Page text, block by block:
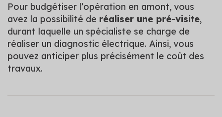
Pour budgétiser l’opération en amont, vous
avez la possibilité de réaliser une pré-visite,
durant laquelle un spécialiste se charge de
réaliser un diagnostic électrique. Ainsi, vous
pouvez anticiper plus précisément le coût des
travaux.